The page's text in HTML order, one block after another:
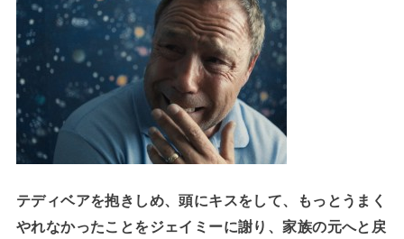
テディベアを抱きしめ、頭にキスをして、もっとうまく
やれなかったことをジェイミーに謝り、家族の元へと戻